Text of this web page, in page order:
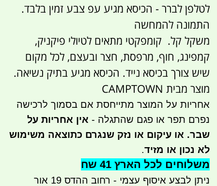
לטלפן לברר - הכיסא מגיע עפ צבע זמין בלבד.
התמונה להמחשה
משקל קל. קומפקטי מתאים לטיולי פיקניק,
קמפינג, חוף, מרפסת, חצר ובעצם, לכל מקום
שיש צורך בכיסא נייד. הכיסא מגיע בתיק נשיאה.
מוצר מבית CAMPTOWN
אחריות על המוצר מתייחסת אם בסמוך לרכישה
נפרם תפר או פגם שהתגלה - אין אחריות על
שבר. או עיקום או נזק שנגרם כתוצאה משימוש
לא נכון או מזיד.
משלוחים לכל הארץ 41 שח
ניתן לבצע איסוף עצמי - רחוב ההדס 19 אור